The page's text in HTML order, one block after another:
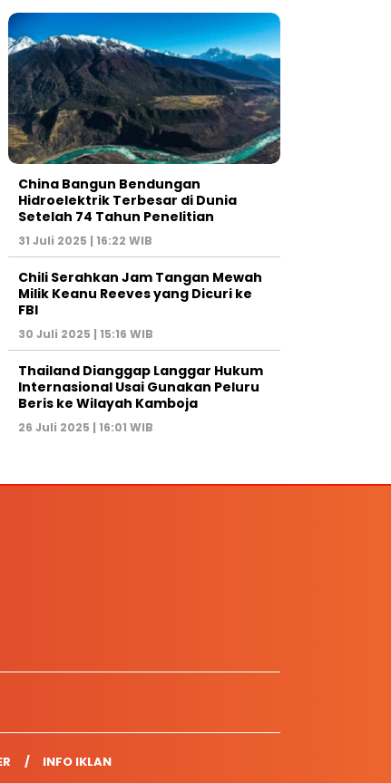
China Bangun Bendungan
Hidroelektrik Terbesar di Dunia
Setelah 74 Tahun Penelitian
31 Juli 2025 | 16:22 WIB
Chili Serahkan Jam Tangan Mewah
Milik Keanu Reeves yang Dicuri ke
FBI
30 Juli 2025 | 15:16 WIB
Thailand Dianggap Langgar Hukum
Internasional Usai Gunakan Peluru
Beris ke Wilayah Kamboja
26 Juli 2025 | 16:01 WIB
INFO IKLAN